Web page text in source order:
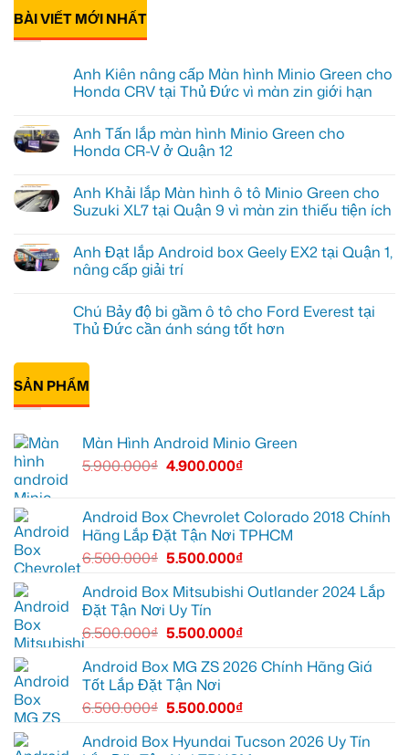
BÀI VIẾT MỚI NHẤT
Anh Kiên nâng cấp Màn hình Minio Green cho
Honda CRV tại Thủ Đức vì màn zin giới hạn
bình
luận
ở
nâng
cấp
Màn
Green
cho
Honda
Thủ
Đức
vì
zin
giới
hạn
Anh Tấn lắp màn hình Minio Green cho
Honda CR-V ở Quận 12
bình
luận
ở
lắp
màn
hình
cho
Honda
CR-
ở
Quận
12
Anh Khải lắp Màn hình ô tô Minio Green cho
Suzuki XL7 tại Quận 9 vì màn zin thiếu tiện ích
bình
luận
ở
lắp
Màn
hình
tô
Minio
Green
cho
Suzuki
Quận
tiện
ích
Anh Đạt lắp Android box Geely EX2 tại Quận 1,
nâng cấp giải trí
bình
luận
ở
Đạt
Android
box
Geely
Quận
nâng
Chú Bảy độ bi gầm ô tô cho Ford Everest tại
Thủ Đức cần ánh sáng tốt hơn
có
luận
ở
Chú
Everest
tại
Thủ
Đức
cần
ánh
sáng
tốt
hơn
SẢN PHẨM
Màn Hình Android Minio Green
5.900.000₫ 4.900.000₫
Android Box Chevrolet Colorado 2018 Chính
Hãng Lắp Đặt Tận Nơi TPHCM
6.500.000₫ 5.500.000₫
Android Box Mitsubishi Outlander 2024 Lắp
Đặt Tận Nơi Uy Tín
6.500.000₫ 5.500.000₫
Android Box MG ZS 2026 Chính Hãng Giá
Tốt Lắp Đặt Tận Nơi
6.500.000₫ 5.500.000₫
Android Box Hyundai Tucson 2026 Uy Tín